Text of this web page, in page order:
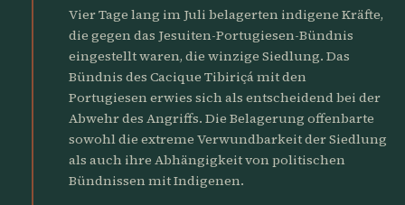
Vier Tage lang im Juli belagerten indigene Kräfte,
die gegen das Jesuiten-Portugiesen-Bündnis
eingestellt waren, die winzige Siedlung. Das
Bündnis des Cacique Tibiriçá mit den
Portugiesen erwies sich als entscheidend bei der
Abwehr des Angriffs. Die Belagerung offenbarte
sowohl die extreme Verwundbarkeit der Siedlung
als auch ihre Abhängigkeit von politischen
Bündnissen mit Indigenen.